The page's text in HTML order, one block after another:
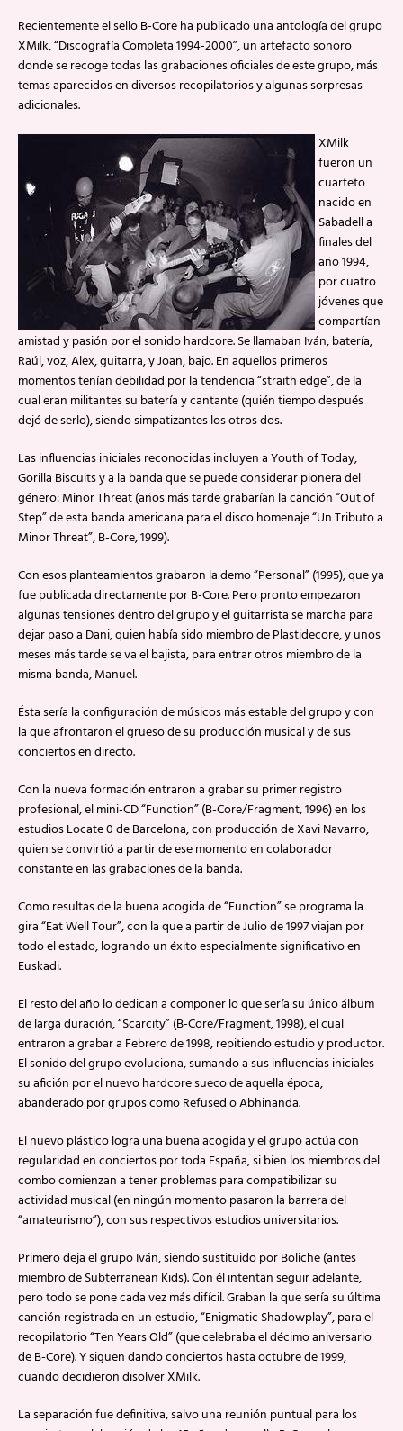
Recientemente el sello B-Core ha publicado una antología del grupo
XMilk, “Discografía Completa 1994-2000”, un artefacto sonoro
donde se recoge todas las grabaciones oficiales de este grupo, más
temas aparecidos en diversos recopilatorios y algunas sorpresas
adicionales.
XMilk
fueron un
cuarteto
nacido en
Sabadell a
finales del
año 1994,
por cuatro
jóvenes que
compartían
amistad y pasión por el sonido hardcore. Se llamaban Iván, batería,
Raúl, voz, Alex, guitarra, y Joan, bajo. En aquellos primeros
momentos tenían debilidad por la tendencia “straith edge”, de la
cual eran militantes su batería y cantante (quién tiempo después
dejó de serlo), siendo simpatizantes los otros dos.
Las influencias iniciales reconocidas incluyen a Youth of Today,
Gorilla Biscuits y a la banda que se puede considerar pionera del
género: Minor Threat (años más tarde grabarían la canción “Out of
Step” de esta banda americana para el disco homenaje “Un Tributo a
Minor Threat”, B-Core, 1999).
Con esos planteamientos grabaron la demo “Personal” (1995), que ya
fue publicada directamente por B-Core. Pero pronto empezaron
algunas tensiones dentro del grupo y el guitarrista se marcha para
dejar paso a Dani, quien había sido miembro de Plastidecore, y unos
meses más tarde se va el bajista, para entrar otros miembro de la
misma banda, Manuel.
Ésta sería la configuración de músicos más estable del grupo y con
la que afrontaron el grueso de su producción musical y de sus
conciertos en directo.
Con la nueva formación entraron a grabar su primer registro
profesional, el mini-CD “Function” (B-Core/Fragment, 1996) en los
estudios Locate 0 de Barcelona, con producción de Xavi Navarro,
quien se convirtió a partir de ese momento en colaborador
constante en las grabaciones de la banda.
Como resultas de la buena acogida de “Function” se programa la
gira “Eat Well Tour”, con la que a partir de Julio de 1997 viajan por
todo el estado, logrando un éxito especialmente significativo en
Euskadi.
El resto del año lo dedican a componer lo que sería su único álbum
de larga duración, “Scarcity” (B-Core/Fragment, 1998), el cual
entraron a grabar a Febrero de 1998, repitiendo estudio y productor.
El sonido del grupo evoluciona, sumando a sus influencias iniciales
su afición por el nuevo hardcore sueco de aquella época,
abanderado por grupos como Refused o Abhinanda.
El nuevo plástico logra una buena acogida y el grupo actúa con
regularidad en conciertos por toda España, si bien los miembros del
combo comienzan a tener problemas para compatibilizar su
actividad musical (en ningún momento pasaron la barrera del
“amateurismo”), con sus respectivos estudios universitarios.
Primero deja el grupo Iván, siendo sustituido por Boliche (antes
miembro de Subterranean Kids). Con él intentan seguir adelante,
pero todo se pone cada vez más difícil. Graban la que sería su última
canción registrada en un estudio, “Enigmatic Shadowplay”, para el
recopilatorio “Ten Years Old” (que celebraba el décimo aniversario
de B-Core). Y siguen dando conciertos hasta octubre de 1999,
cuando decidieron disolver XMilk.
La separación fue definitiva, salvo una reunión puntual para los